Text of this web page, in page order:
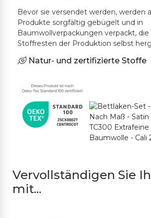
Bevor sie versendet werden, werden
Produkte sorgfältig gebügelt und in
Baumwollverpackungen verpackt, die
Stoffresten der Produktion selbst
Natur- und zertifizierte Stoffe
Vervollständigen Sie
mit...